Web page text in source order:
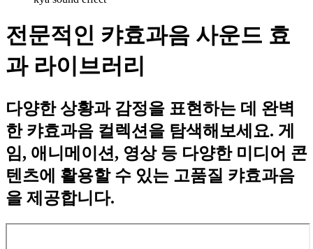
전문적인 캬효과음 사운드 효
과 라이브러리
다양한 상황과 감정을 표현하는 데 완벽
한 캬효과음 컬렉션을 탐색해보세요. 게
임, 애니메이션, 영상 등 다양한 미디어 콘
텐츠에 활용할 수 있는 고품질 캬효과음
을 제공합니다.